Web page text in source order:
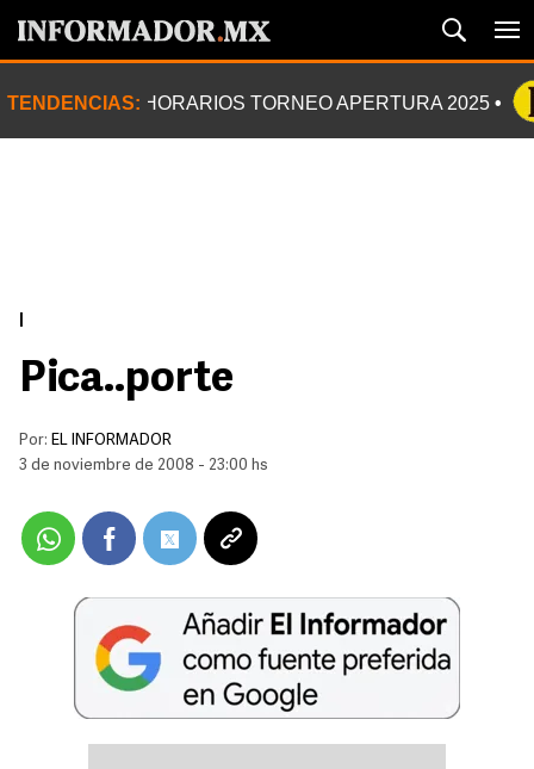
TENDENCIAS: HORARIOS TORNEO APERTURA 2025
Pica..porte
Por: EL INFORMADOR
3 de noviembre de 2008 - 23:00 hs